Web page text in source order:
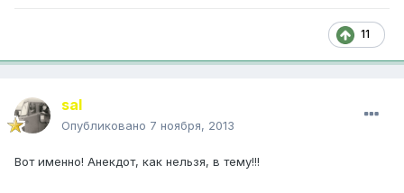
11
saI
Опубликовано 7 ноября, 2013
Вот именно! Анекдот, как нельзя, в тему!!!